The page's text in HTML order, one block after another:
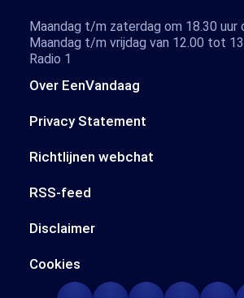
Over EenVandaag
Privacy Statement
Richtlijnen webchat
RSS-feed
Disclaimer
Cookies
Maandag t/m zaterdag om 18.30 uur
Maandag t/m vrijdag van 12.00 tot
Radio 1